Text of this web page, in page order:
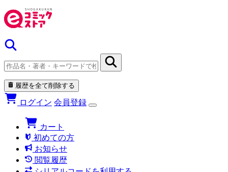
履歴を全て削除する
ログイン 会員登録
カート
初めての方
お知らせ
閲覧履歴